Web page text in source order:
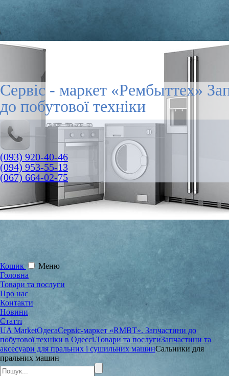
Сервіс - маркет «Рембыттех»
до побутової техніки
(093) 920-40-46
(094) 953-55-13
(067) 664-02-75
Кошик
Меню
Головна
Товари та послуги
Про нас
Контакти
Новини
Статті
UA MarketОдесаСервіс-маркет «RMBT». Запчастини до
побутової техніки в Одессі.Товари та послугиЗапчастини та
аксесуари для пральних і сушильних машинСальники для
пральних машин